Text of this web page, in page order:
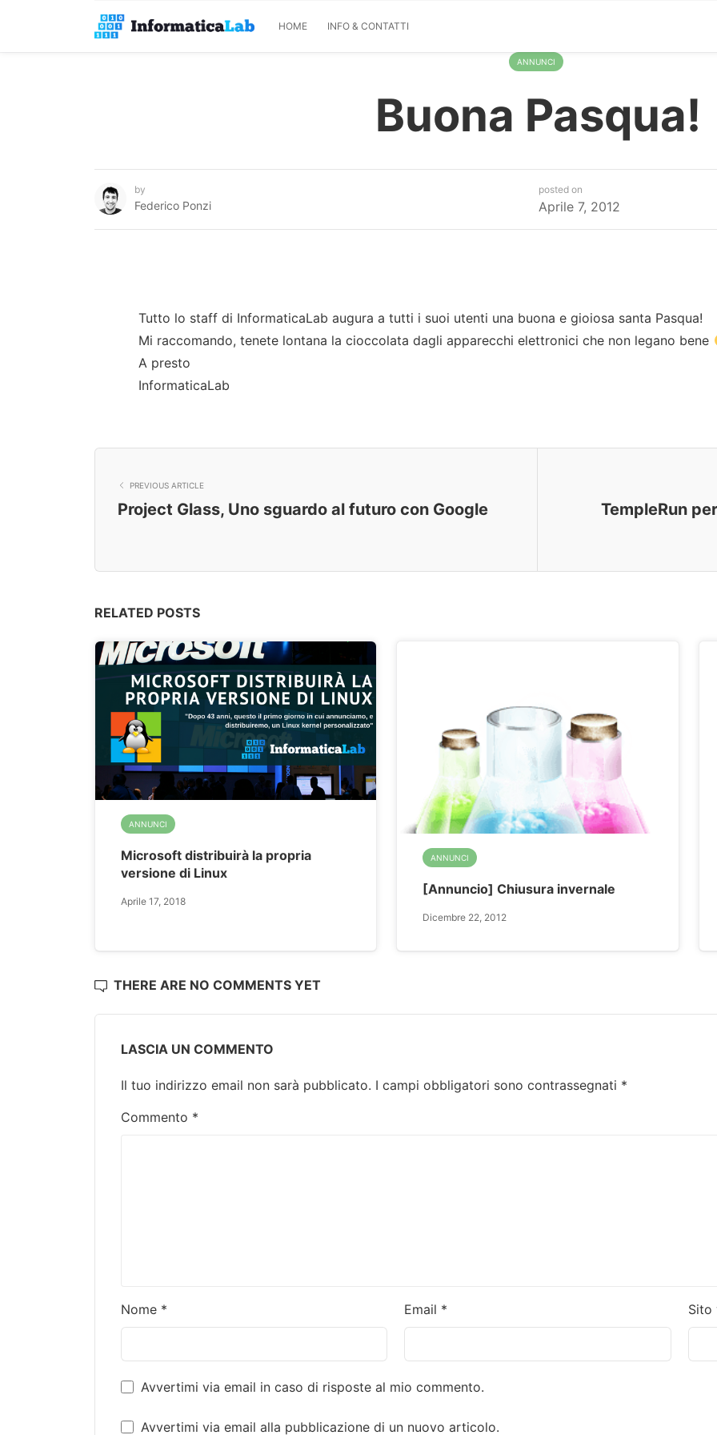
HOME INFO & CONTATTI
ANNUNCI
Buona Pasqua!
by
Federico Ponzi
posted on
Aprile 7, 2012
Tutto lo staff di InformaticaLab augura a tutti i suoi utenti una buona e gioiosa santa Pasqua!
Mi raccomando, tenete lontana la cioccolata dagli apparecchi elettronici che non legano bene
A presto
InformaticaLab
PREVIOUS ARTICLE
Project Glass, Uno sguardo al futuro con Google TempleRun
RELATED POSTS
ANNUNCI
Microsoft distribuirà la propria
versione di Linux
Aprile 17, 2018
ANNUNCI
[Annuncio] Chiusura invernale
Dicembre 22, 2012
THERE ARE NO COMMENTS YET
LASCIA UN COMMENTO
Il tuo indirizzo email non sarà pubblicato. I campi obbligatori sono contrassegnati *
Commento *
Nome * Email * Sito
Avvertimi via email in caso di risposte al mio commento.
Avvertimi via email alla pubblicazione di un nuovo articolo.